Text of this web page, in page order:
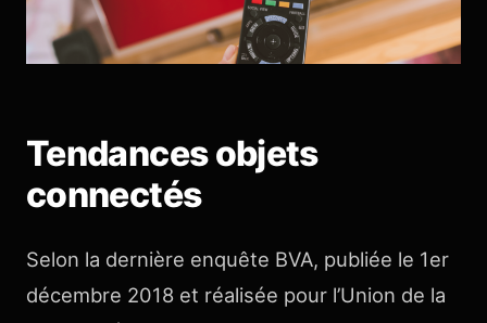
Tendances objets
connectés
Selon la dernière enquête BVA, publiée le 1er
décembre 2018 et réalisée pour l’Union de la